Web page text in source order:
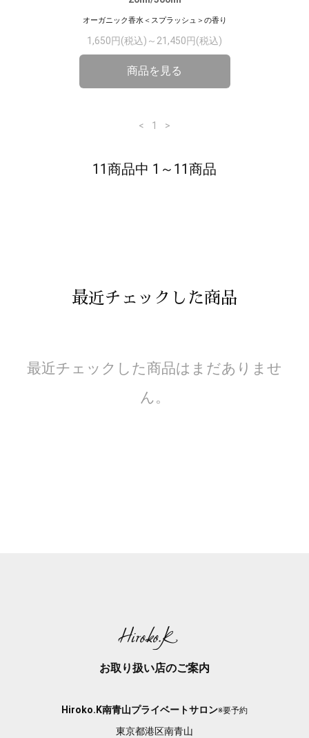
オーガニック香水＜スプラッシュ＞の香り
1,650円(税込)～21,450円(税込)
商品を見る
< 1 >
11商品中 1～11商品
最近チェックした商品
最近チェックした商品はまだありませ
ん。
お取り扱い店のご案内
Hiroko.K南青山プライベートサロン※要予約
東京都港区南青山